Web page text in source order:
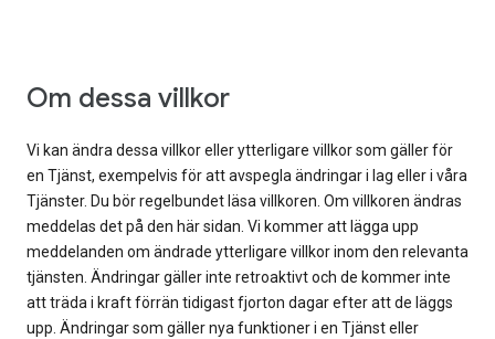
Om dessa villkor
Vi kan ändra dessa villkor eller ytterligare villkor som gäller för
en Tjänst, exempelvis för att avspegla ändringar i lag eller i våra
Tjänster. Du bör regelbundet läsa villkoren. Om villkoren ändras
meddelas det på den här sidan. Vi kommer att lägga upp
meddelanden om ändrade ytterligare villkor inom den relevanta
tjänsten. Ändringar gäller inte retroaktivt och de kommer inte
att träda i kraft förrän tidigast fjorton dagar efter att de läggs
upp. Ändringar som gäller nya funktioner i en Tjänst eller